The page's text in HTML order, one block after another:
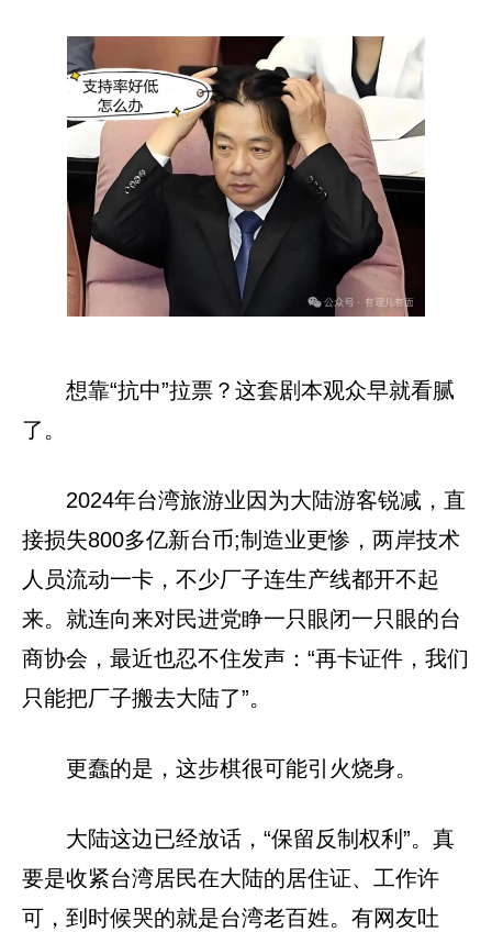
想靠“抗中”拉票？这套剧本观众早就看腻
了。
2024年台湾旅游业因为大陆游客锐减，直
接损失800多亿新台币;制造业更惨，两岸技术
人员流动一卡，不少厂子连生产线都开不起
来。就连向来对民进党睁一只眼闭一只眼的台
商协会，最近也忍不住发声：“再卡证件，我们
只能把厂子搬去大陆了”。
更蠢的是，这步棋很可能引火烧身。
大陆这边已经放话，“保留反制权利”。真
要是收紧台湾居民在大陆的居住证、工作许
可，到时候哭的就是台湾老百姓。有网友吐